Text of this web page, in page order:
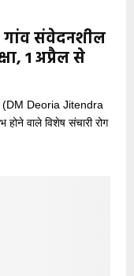
गांव संवेदनशील
1 अप्रैल से
(DM Deoria Jitendra
वाले विशेष संचारी रोग